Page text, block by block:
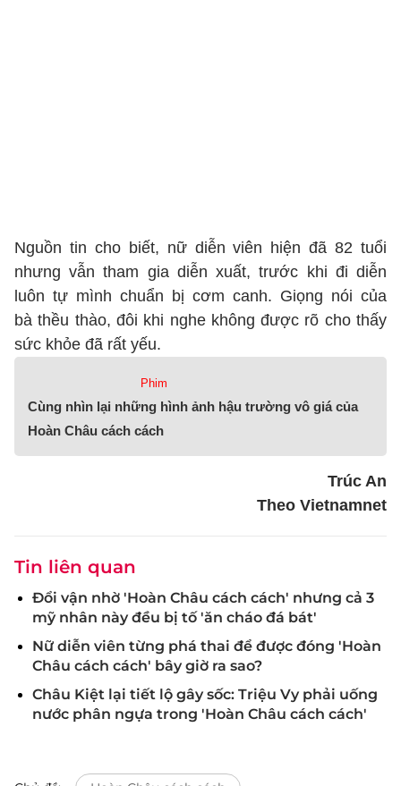
Nguồn tin cho biết, nữ diễn viên hiện đã 82 tuổi
nhưng vẫn tham gia diễn xuất, trước khi đi diễn
luôn tự mình chuẩn bị cơm canh. Giọng nói của
bà thều thào, đôi khi nghe không được rõ cho thấy
sức khỏe đã rất yếu.
Phim
Cùng nhìn lại những hình ảnh hậu trường vô giá của
Hoàn Châu cách cách
Trúc An
Theo Vietnamnet
Tin liên quan
Đổi vận nhờ 'Hoàn Châu cách cách' nhưng cả 3
mỹ nhân này đều bị tố 'ăn cháo đá bát'
Nữ diễn viên từng phá thai để được đóng 'Hoàn
Châu cách cách' bây giờ ra sao?
Châu Kiệt lại tiết lộ gây sốc: Triệu Vy phải uống
nước phân ngựa trong 'Hoàn Châu cách cách'